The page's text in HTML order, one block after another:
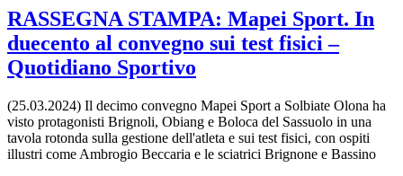
RASSEGNA STAMPA: Mapei Sport. In
duecento al convegno sui test fisici –
Quotidiano Sportivo
(25.03.2024) Il decimo convegno Mapei Sport a Solbiate Olona ha
visto protagonisti Brignoli, Obiang e Boloca del Sassuolo in una
tavola rotonda sulla gestione dell'atleta e sui test fisici, con ospiti
illustri come Ambrogio Beccaria e le sciatrici Brignone e Bassino